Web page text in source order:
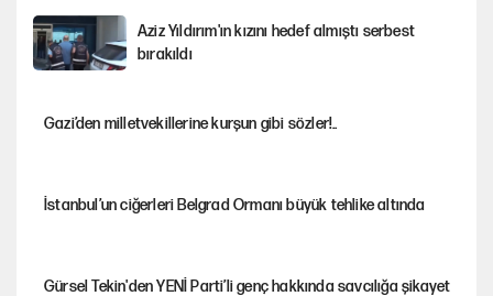
Aziz Yıldırım'ın kızını hedef almıştı serbest
bırakıldı
Gazi’den milletvekillerine kurşun gibi sözler!..
İstanbul’un ciğerleri Belgrad Ormanı büyük tehlike altında
Gürsel Tekin'den YENİ Parti’li genç hakkında savcılığa şikayet